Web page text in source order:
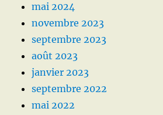
mai 2024
novembre 2023
septembre 2023
août 2023
janvier 2023
septembre 2022
mai 2022